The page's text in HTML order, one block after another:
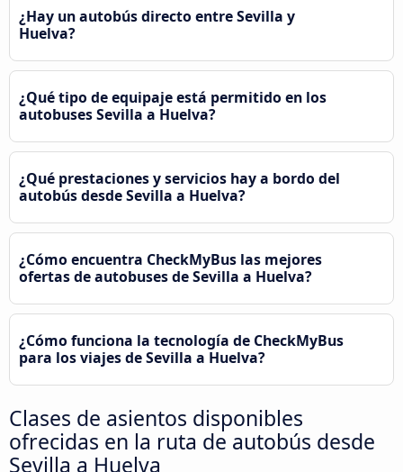
¿Hay un autobús directo entre Sevilla y
Huelva?
¿Qué tipo de equipaje está permitido en los
autobuses Sevilla a Huelva?
¿Qué prestaciones y servicios hay a bordo del
autobús desde Sevilla a Huelva?
¿Cómo encuentra CheckMyBus las mejores
ofertas de autobuses de Sevilla a Huelva?
¿Cómo funciona la tecnología de CheckMyBus
para los viajes de Sevilla a Huelva?
Clases de asientos disponibles
ofrecidas en la ruta de autobús desde
Sevilla a Huelva